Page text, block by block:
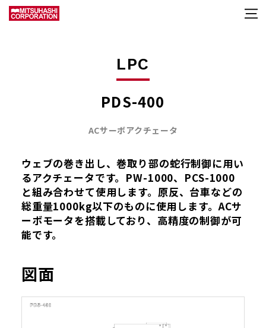
LPC
PDS-400
ACサーボアクチェータ
ウェブの巻き出し、巻取り部の蛇行制御に用い
るアクチェータです。PW-1000、PCS-1000
と組み合わせて使用します。原反、台車などの
総重量1000kg以下のものに使用します。ACサ
ーボモータを搭載しており、高精度の制御が可
能です。
図面